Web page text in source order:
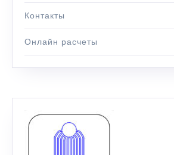
Контакты
Онлайн расчеты